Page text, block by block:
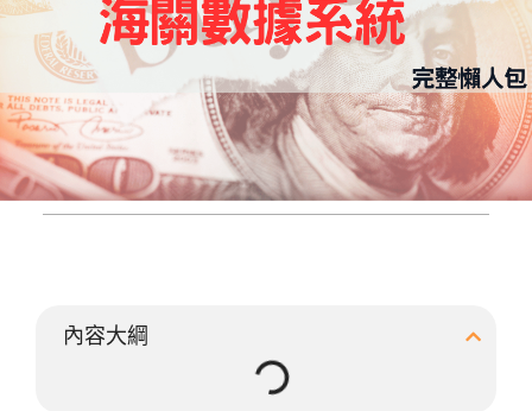
內容大綱